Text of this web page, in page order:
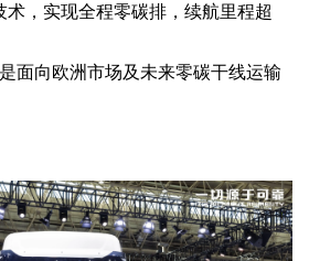
，实现全程零碳排，续航里程超
面向欧洲市场及未来零碳干线运输